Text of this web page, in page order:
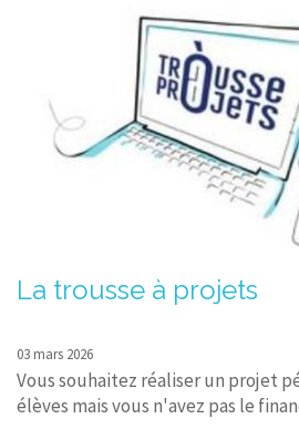
La trousse à projets
03 mars 2026
Vous souhaitez réaliser un projet
élèves mais vous n'avez pas le